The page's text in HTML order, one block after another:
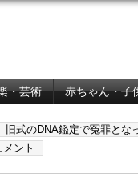
・芸術 赤ちゃん・子
旧式のDNA鑑定で冤罪と
ント